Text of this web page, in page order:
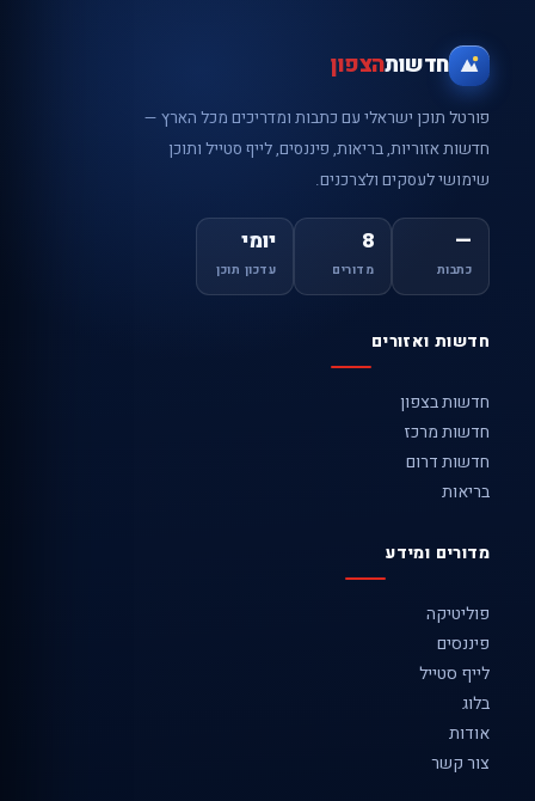
חדשותהצפון
פורטל תוכן ישראלי עם כתבות ומדריכים מכל הארץ —
חדשות אזוריות, בריאות, פיננסים, לייף סטייל ותוכן
שימושי לעסקים ולצרכנים.
—
כתבות
8
מדורים
יומי
עדכון תוכן
חדשות ואזורים
חדשות בצפון
חדשות מרכז
חדשות דרום
בריאות
מדורים ומידע
פוליטיקה
פיננסים
לייף סטייל
בלוג
אודות
צור קשר